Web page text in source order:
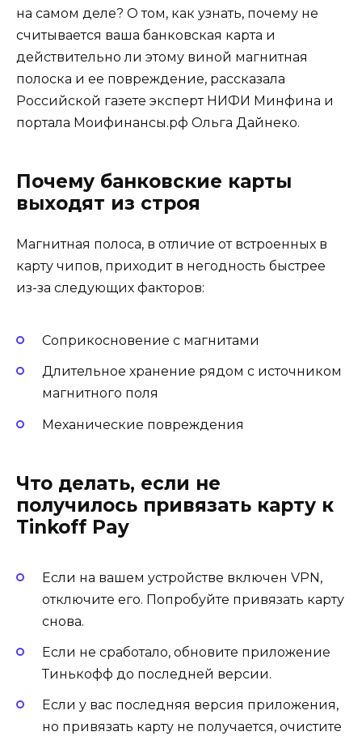
на самом деле? О том, как узнать, почему не
считывается ваша банковская карта и
действительно ли этому виной магнитная
полоска и ее повреждение, рассказала
Российской газете эксперт НИФИ Минфина и
портала Моифинансы.рф Ольга Дайнеко.
Почему банковские карты
выходят из строя
Магнитная полоса, в отличие от встроенных в
карту чипов, приходит в негодность быстрее
из-за следующих факторов:
Соприкосновение с магнитами
Длительное хранение рядом с источником
магнитного поля
Механические повреждения
Что делать, если не
получилось привязать карту к
Tinkoff Pay
Если на вашем устройстве включен VPN,
отключите его. Попробуйте привязать карту
снова.
Если не сработало, обновите приложение
Тинькофф до последней версии.
Если у вас последняя версия приложения,
но привязать карту не получается, очистите